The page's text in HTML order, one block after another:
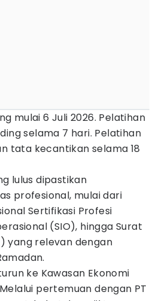
mulai 6 Juli 2026. Pelatihan
selama 7 hari. Pelatihan
tata kecantikan selama 18
lulus dipastikan
profesional, mulai dari
Sertifikasi Profesi
(SIO), hingga Surat
yang relevan dengan
ke Kawasan Ekonomi
pertemuan dengan PT